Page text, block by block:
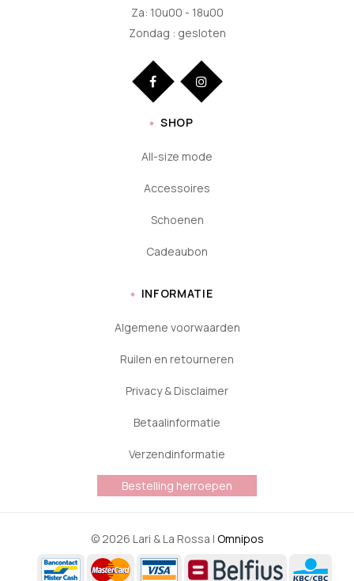
Za: 10u00 - 18u00
Zondag : gesloten
SHOP
All-size mode
Accessoires
Schoenen
Cadeaubon
INFORMATIE
Algemene voorwaarden
Ruilen en retourneren
Privacy & Disclaimer
Betaalinformatie
Verzendinformatie
Bestelling herroepen
© 2026 Lari & La Rossa | Omnipos